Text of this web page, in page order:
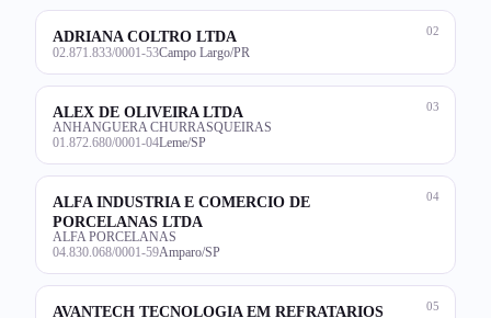
02
ADRIANA COLTRO LTDA
02.871.833/0001-53Campo Largo/PR
03
ALEX DE OLIVEIRA LTDA
ANHANGUERA CHURRASQUEIRAS
01.872.680/0001-04Leme/SP
04
ALFA INDUSTRIA E COMERCIO DE
PORCELANAS LTDA
ALFA PORCELANAS
04.830.068/0001-59Amparo/SP
05
AVANTECH TECNOLOGIA EM REFRATARIOS